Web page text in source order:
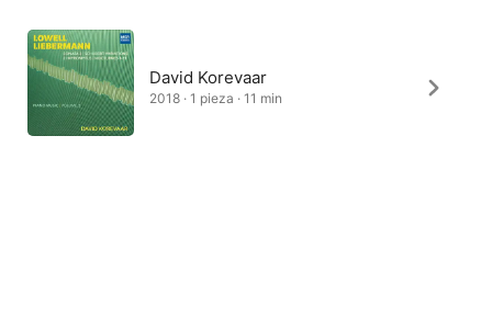
David Korevaar
2018 · 1 pieza · 11 min